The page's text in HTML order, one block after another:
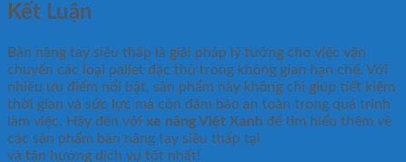
Kết Luận
Bàn nâng tay siêu thấp là giải pháp lý tưởng cho việc vận
chuyển các loại pallet đặc thù trong không gian hạn chế. Với
nhiều ưu điểm nổi bật, sản phẩm này không chỉ giúp tiết kiệm
thời gian và sức lực mà còn đảm bảo an toàn trong quá trình
làm việc. Hãy đến với xe nâng Việt Xanh để tìm hiểu thêm về
các sản phẩm bàn nâng tay siêu thấp tại
và tận hưởng dịch vụ tốt nhất!